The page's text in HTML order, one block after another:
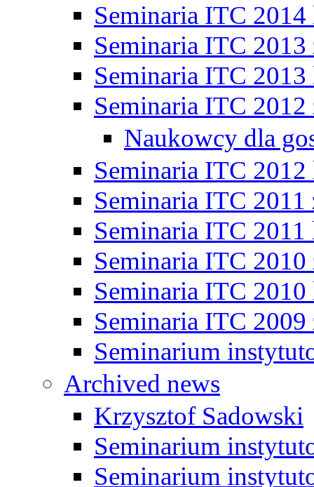
Seminaria ITC 2014
Seminaria ITC 2013
Seminaria ITC 2013
Seminaria ITC 2012
Naukowcy dla
Seminaria ITC 2012
Seminaria ITC 2011
Seminaria ITC 2011
Seminaria ITC 2010
Seminaria ITC 2010
Seminaria ITC 2009
Seminarium
Archived news
Krzysztof Sadowski
Seminarium
Seminarium